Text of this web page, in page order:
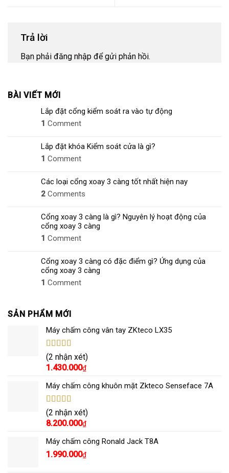
Trả lời
Bạn phải đăng nhập để gửi phản hồi.
BÀI VIẾT MỚI
Lắp đặt cổng kiểm soát ra vào tự động
1 Comment
Lắp đặt khóa Kiểm soát cửa là gì?
1 Comment
Các loại cổng xoay 3 càng tốt nhất hiện nay
2 Comments
Cổng xoay 3 càng là gì? Nguyên lý hoạt động của
cổng xoay 3 càng
1 Comment
Cổng xoay 3 càng có đặc điểm gì? Ứng dụng của
cổng xoay 3 càng
1 Comment
SẢN PHẨM MỚI
Máy chấm công vân tay ZKteco LX35
Được xếp
hạng5.005
sao
(2 nhận xét)
1.430.000₫
Máy chấm công khuôn mặt Zkteco Senseface 7A
Được xếp
hạng5.005
sao
(2 nhận xét)
8.200.000₫
Máy chấm công Ronald Jack T8A
1.990.000₫